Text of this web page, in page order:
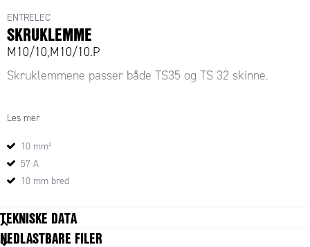
ENTRELEC
SKRUKLEMME
M10/10,M10/10.P
Skruklemmene passer både TS35 og TS 32 skinne.
Les mer
10 mm²
57 A
10 mm bred
TEKNISKE DATA
NEDLASTBARE FILER